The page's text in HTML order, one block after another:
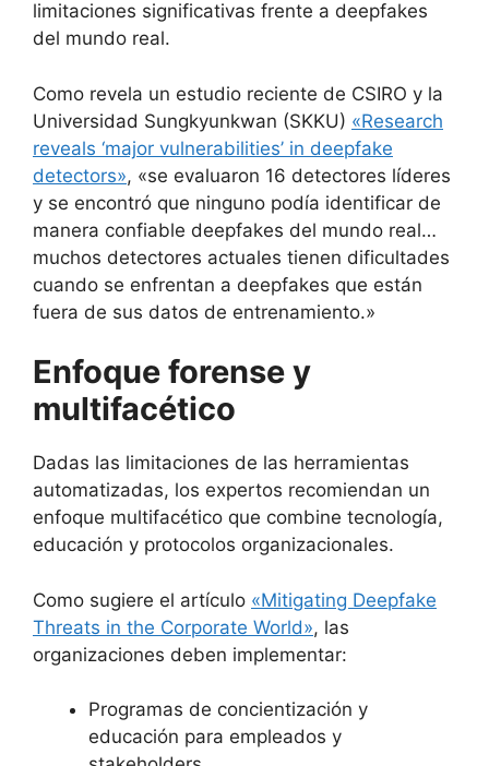
limitaciones significativas frente a deepfakes
del mundo real.
Como revela un estudio reciente de CSIRO y la
Universidad Sungkyunkwan (SKKU) «Research
reveals ‘major vulnerabilities’ in deepfake
detectors», «se evaluaron 16 detectores líderes
y se encontró que ninguno podía identificar de
manera confiable deepfakes del mundo real…
muchos detectores actuales tienen dificultades
cuando se enfrentan a deepfakes que están
fuera de sus datos de entrenamiento.»
Enfoque forense y
multifacético
Dadas las limitaciones de las herramientas
automatizadas, los expertos recomiendan un
enfoque multifacético que combine tecnología,
educación y protocolos organizacionales.
Como sugiere el artículo «Mitigating Deepfake
Threats in the Corporate World», las
organizaciones deben implementar:
Programas de concientización y
educación para empleados y